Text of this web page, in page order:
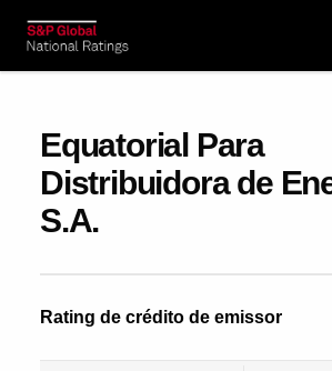
Equatorial Para
Distribuidora de
S.A.
Rating de crédito de emissor